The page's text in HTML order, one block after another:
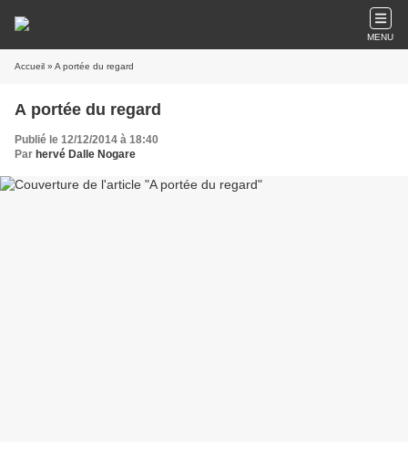
MENU
Accueil » A portée du regard
A portée du regard
Publié le 12/12/2014 à 18:40
Par hervé Dalle Nogare